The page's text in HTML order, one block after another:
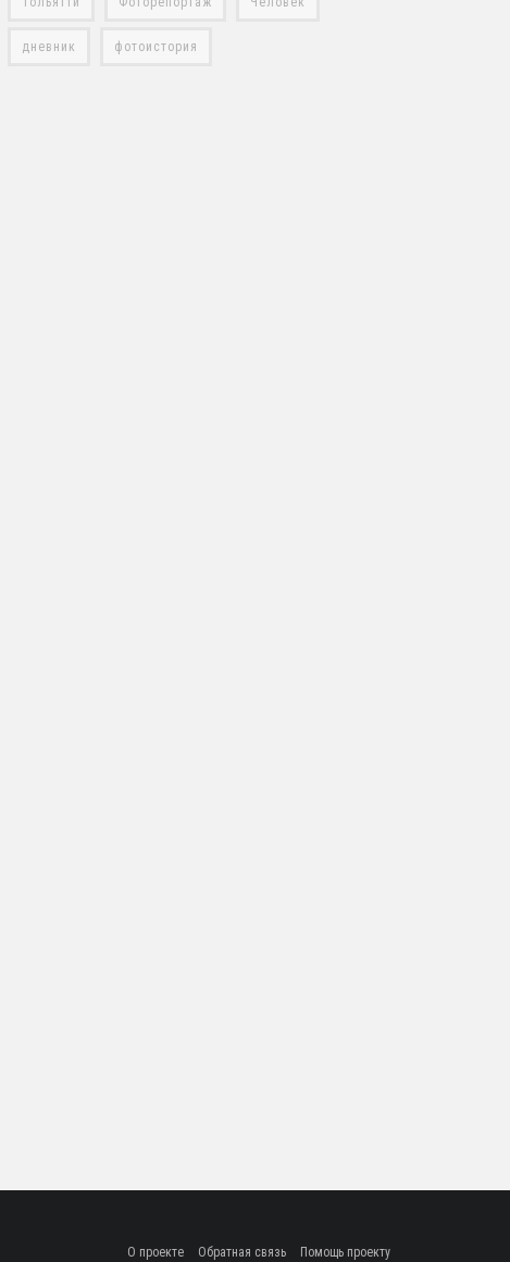
дневник фотоистория
О проекте Обратная связь Помощь проекту